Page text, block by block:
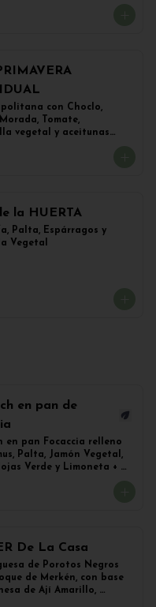
con Choclo,
Tomate,
vegetal y aceitunas
la HUERTA
Palta, Espárragos y
Vegetal
en pan de
en pan Focaccia relleno
Palta, Jamón Vegetal,
Verde y Limoneta +
De La Casa
de Porotos Negros
de Merkén, con base
de Ají Amarillo,